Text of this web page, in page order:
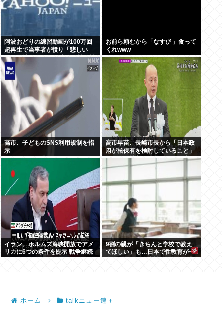
阿波おどりの練習動画が100万回
超再生で当事者が憤り「悲しい
し、気持ち悪い」 日本人男性の性
欲は異常
お前ら頼むから「なすび 」食って
くれwww
高市、子どものSNS利用規制を指
示
高市早苗、長崎市長から「日本政
府が核保有を検討していること」
を公然と批判され思いっきり睨み
つける
イラン、ホルムズ海峡開放でアメ
リカに6つの条件を提示 戦争継続
9割の親が「きちんと学校で教え
てほしい」も…日本で性教育が一
ホーム talkニュー速＋